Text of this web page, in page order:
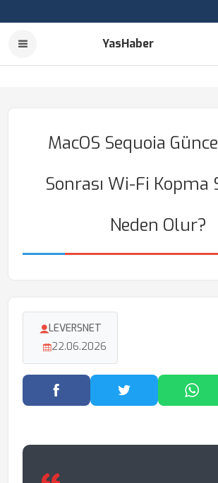
YasHaber
MacOS Sequoia
Sonrası Wi-Fi Kopma
Neden Olur?
LEVERSNET
22.06.2026
Facebook'ta Paylaş
Twitter'da